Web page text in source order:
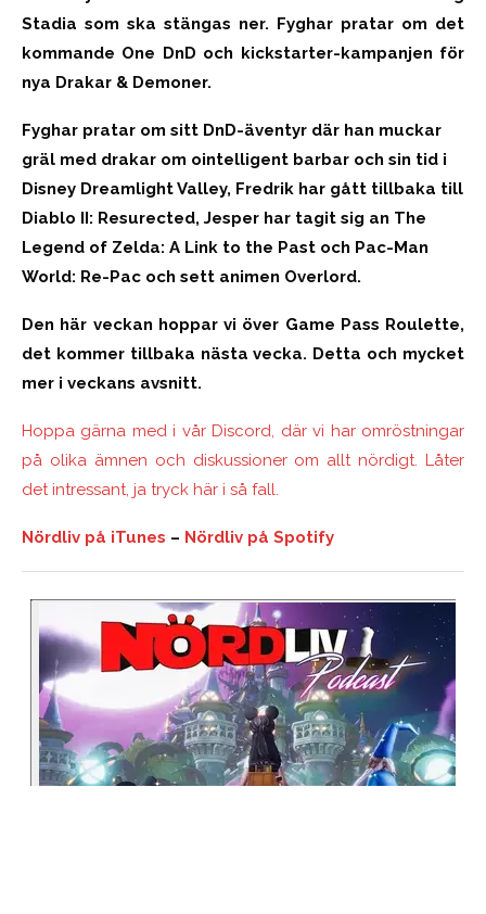
Stadia som ska stängas ner. Fyghar pratar om det
kommande One DnD och kickstarter-kampanjen för
nya Drakar & Demoner.
Fyghar pratar om sitt DnD-äventyr där han muckar
gräl med drakar om ointelligent barbar och sin tid i
Disney Dreamlight Valley, Fredrik har gått tillbaka till
Diablo II: Resurected, Jesper har tagit sig an The
Legend of Zelda: A Link to the Past och Pac-Man
World: Re-Pac och sett animen Overlord.
Den här veckan hoppar vi över Game Pass Roulette,
det kommer tillbaka nästa vecka. Detta och mycket
mer i veckans avsnitt.
Hoppa gärna med i vår Discord, där vi har omröstningar
på olika ämnen och diskussioner om allt nördigt. Låter
det intressant, ja tryck här i så fall.
Nördliv på iTunes – Nördliv på Spotify